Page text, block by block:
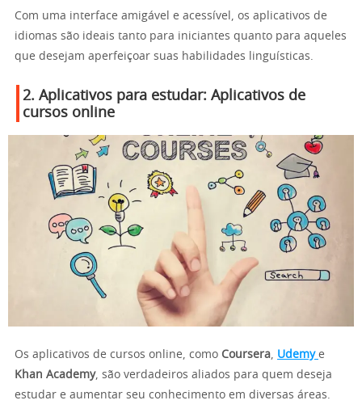
Com uma interface amigável e acessível, os aplicativos de
idiomas são ideais tanto para iniciantes quanto para aqueles
que desejam aperfeiçoar suas habilidades linguísticas.
2. Aplicativos para estudar: Aplicativos de
cursos online
Os aplicativos de cursos online, como Coursera Udemy e
Khan Academy, são verdadeiros aliados para quem deseja
estudar e aumentar seu conhecimento em diversas áreas.